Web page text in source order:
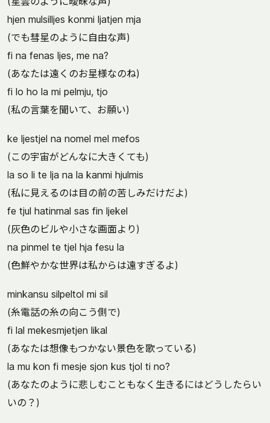
hjen mulsilljes konmi ljatjen mja
(でも彗星のように自由な声)
fi na fenas ljes, me na?
(あなたは遠くのお星様なのね)
fi lo ho la mi pelmju, tjo
(私の言葉を聞いて、お願い)
ke ljestjel na nomel mel mefos
(この宇宙がどんなに大きくても)
la so li te lja na la kanmi hjulmis
(私に見えるのは目の前の苦しみだけだよ)
fe tjul hatinmal sas fin ljekel
(灰色のビルや小さな画面より)
na pinmel te tjel hja fesu la
(色鮮やかな世界は私からは遠すぎるよ)
minkansu silpeltol mi sil
(糸電話の糸の向こう側で)
fi lal mekesmjetjen likal
(あなたは想像もつかない景色を歌っている)
la mu kon fi mesje sjon kus tjol ti no?
(あなたのように悲しむこともなく生きるにはどうしたらい
いの？)